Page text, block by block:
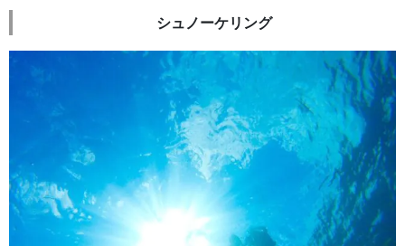
シュノーケリング